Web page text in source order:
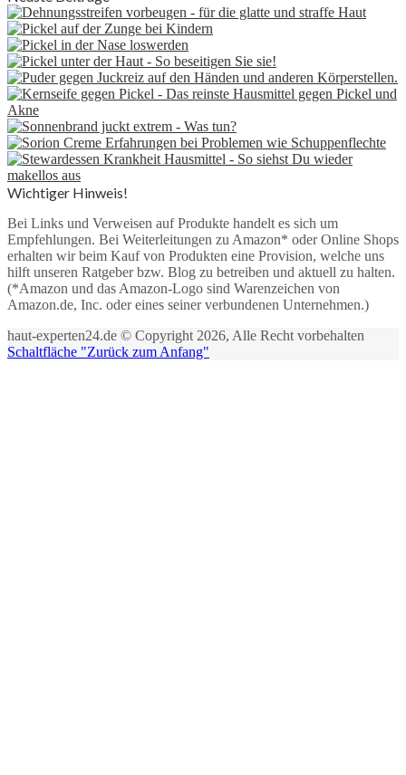
Wichtiger Hinweis!
Bei Links und Verweisen auf Produkte handelt es sich um
Empfehlungen. Bei Weiterleitungen zu Amazon* oder Online Shops
erhalten wir beim Kauf von Produkten eine Provision, welche uns
hilft unseren Ratgeber bzw. Blog zu betreiben und aktuell zu halten.
(*Amazon und das Amazon-Logo sind Warenzeichen von
Amazon.de, Inc. oder eines seiner verbundenen Unternehmen.)
haut-experten24.de © Copyright 2026, Alle Recht vorbehalten
Schaltfläche "Zurück zum Anfang"